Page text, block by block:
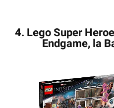
4. Lego Super
Endgame, la